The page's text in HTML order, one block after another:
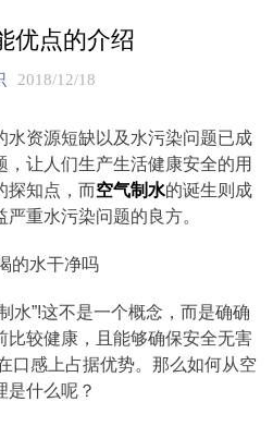
优点的介绍
2018/12/18
水资源短缺以及水污染问题已成
，让人们生产生活健康安全的用
探知点，而空气制水的诞生则成
重水污染问题的良方。
水”!这不是一个概念，而是确确
比较健康，且能够确保安全无害
口感上占据优势。那么如何从空
是什么呢？